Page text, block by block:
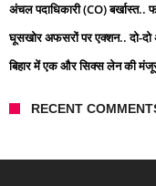
अंचल पदाधिकारी (CO) बर्खास्त..
घूसखोर अफसरों पर एक्शन.. दो-
बिहार में एक और सिक्स लेन की
RECENT